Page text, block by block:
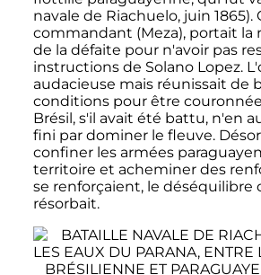
navale de Riachuelo, juin 1865).
commandant (Meza), portait la
de la défaite pour n'avoir pas
instructions de Solano Lopez.
audacieuse mais réunissait de
conditions pour être
Brésil, s'il avait été battu, n'en
fini par dominer le fleuve.
confiner les armées
territoire et acheminer des
se renforçaient, le déséquilibre
résorbait.